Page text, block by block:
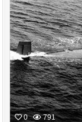
0 791